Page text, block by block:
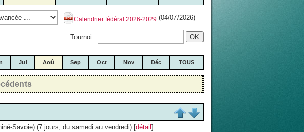
Calendrier fédéral 2026-2029 (04/07/2026)
Tournoi :
Jul Aoû Sep Oct Nov Déc TOUS
Savoie) (7 jours, du samedi au vendredi) [ détail